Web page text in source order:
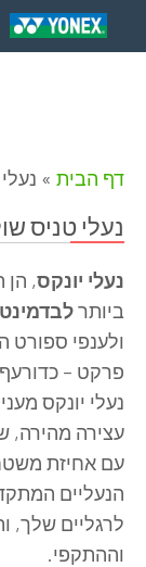
דף הבית »
נעלי טניס
נעלי יונקס, הן
ביותר
פרקט – כדורעף
נעלי יונקס
עצירה מהירה,
עם אחיזת
הנעליים
לרגליים שלך,
וההתקפי.